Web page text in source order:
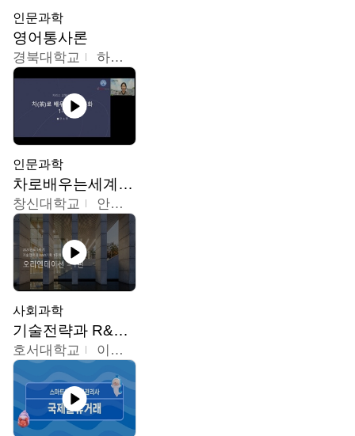
인문과학
영어통사론
경북대학교 하승완
인문과학
차로배우는세계문화
창신대학교 안소영
사회과학
기술전략과 R&D기획
호서대학교 이원희